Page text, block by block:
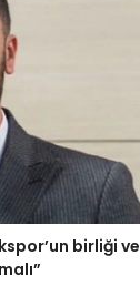
birliği ve